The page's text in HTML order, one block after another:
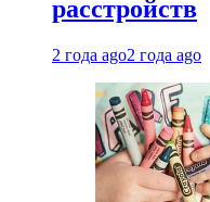
расстройств
2 года ago2 года ago